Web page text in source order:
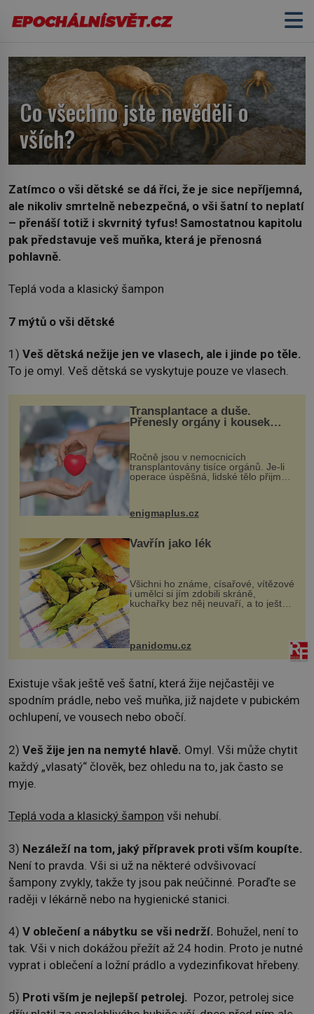
Co všechno jste nevěděli o
vších?
Zatímco o vši dětské se dá říci, že je sice nepříjemná,
ale nikoliv smrtelně nebezpečná, o vši šatní to neplatí
– přenáší totiž i skvrnitý tyfus! Samostatnou kapitolu
pak představuje veš muňka, která je přenosná
pohlavně.
Teplá voda a klasický šampon
7 mýtů o vši dětské
1) Veš dětská nežije jen ve vlasech, ale i jinde po těle.
To je omyl. Veš dětská se vyskytuje pouze ve vlasech.
Transplantace a duše.
Přenesly orgány i kousek
Ročně jsou v nemocnicích
transplantovány tisíce orgánů. Je-li
operace úspěšná, lidské tělo přijme
enigmaplus.cz
Vavřín jako lék
Všichni ho známe, císařové, vítězové
i umělci si jím zdobili skráně,
kuchařky bez něj neuvaří, a to ještě
nevíte, že bobkový list může výrazně
zmírnit některé naše neduhy.
Obsahuje v malém množství ně...
panidomu.cz
Existuje však ještě veš šatní, která žije nejčastěji ve
spodním prádle, nebo veš muňka, již najdete v pubickém
ochlupení, ve vousech nebo obočí.
2) Veš žije jen na nemyté hlavě. Omyl. Vši může chytit
každý „vlasatý“ člověk, bez ohledu na to, jak často se
myje.
Teplá voda a klasický šampon vši nehubí.
3) Nezáleží na tom, jaký přípravek proti vším koupíte.
Není to pravda. Vši si už na některé odvšivovací
šampony zvykly, takže ty jsou pak neúčinné. Poraďte se
raději v lékárně nebo na hygienické stanici.
4) V oblečení a nábytku se vši nedrží. Bohužel, není to
tak. Vši v nich dokážou přežít až 24 hodin. Proto je nutné
vyprat i oblečení a ložní prádlo a vydezinfikovat hřebeny.
5) Proti vším je nejlepší petrolej. Pozor, petrolej sice